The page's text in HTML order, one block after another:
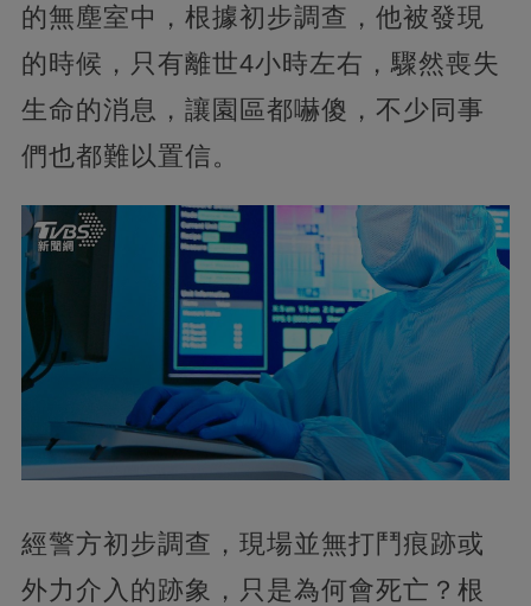
的無塵室中，根據初步調查，他被發現
的時候，只有離世4小時左右，驟然喪失
生命的消息，讓園區都嚇傻，不少同事
們也都難以置信。
經警方初步調查，現場並無打鬥痕跡或
外力介入的跡象，只是為何會死亡？根